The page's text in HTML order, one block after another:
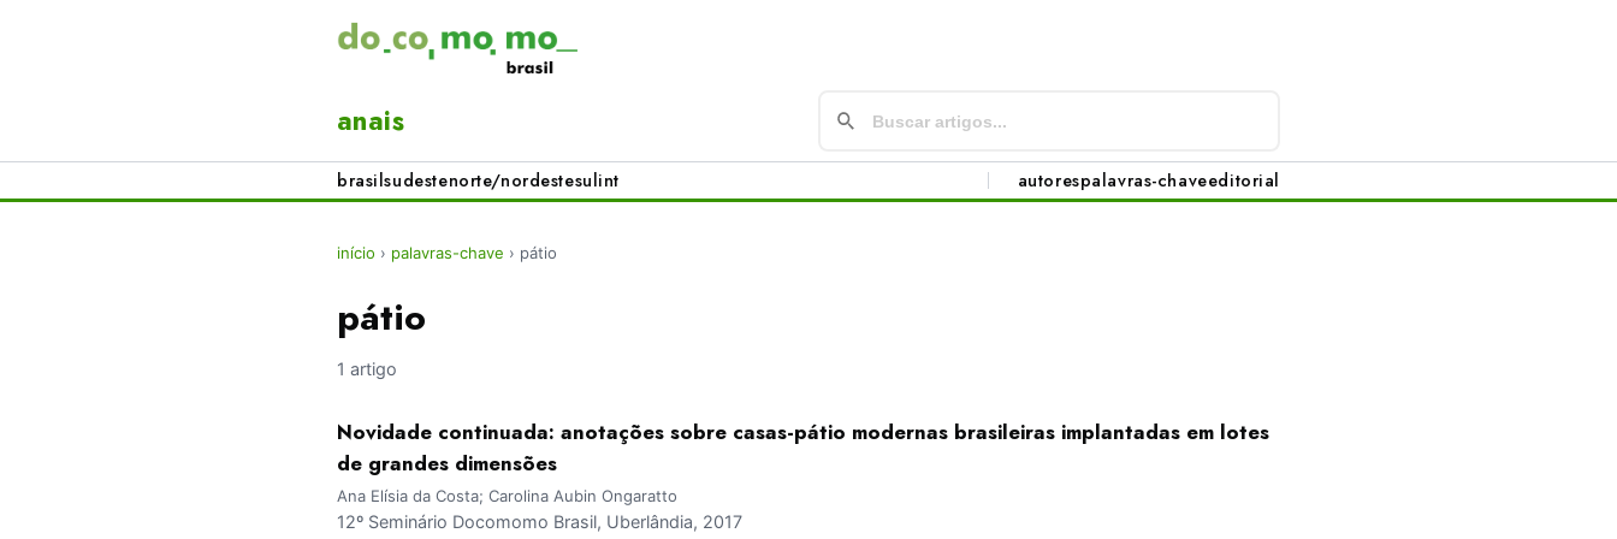
anais
brasilsudestenorte/nordestesulint autorespalavras-chaveeditorial
início › palavras-chave › pátio
pátio
1 artigo
Novidade continuada: anotações sobre casas-pátio modernas brasileiras implantadas em lotes
de grandes dimensões
Ana Elísia da Costa; Carolina Aubin Ongaratto
12º Seminário Docomomo Brasil, Uberlândia, 2017